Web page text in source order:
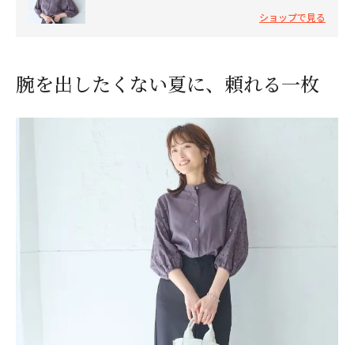
ショップで見る
腕を出したくない夏に、頼れる一枚